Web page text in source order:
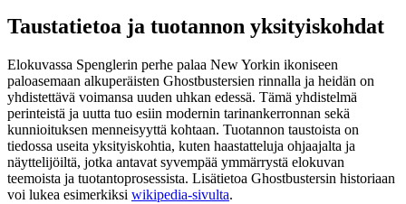
Taustatietoa ja tuotannon yksityiskohdat
Elokuvassa Spenglerin perhe palaa New Yorkin ikoniseen
paloasemaan alkuperäisten Ghostbustersien rinnalla ja heidän on
yhdistettävä voimansa uuden uhkan edessä. Tämä yhdistelmä
perinteistä ja uutta tuo esiin modernin tarinankerronnan sekä
kunnioituksen menneisyyttä kohtaan. Tuotannon taustoista on
tiedossa useita yksityiskohtia, kuten haastatteluja ohjaajalta ja
näyttelijöiltä, jotka antavat syvempää ymmärrystä elokuvan
teemoista ja tuotantoprosessista. Lisätietoa Ghostbustersin historiaan
voi lukea esimerkiksi wikipedia-sivulta.